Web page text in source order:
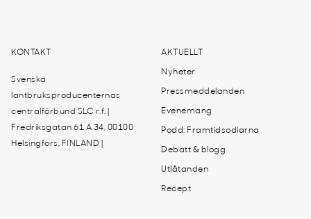
KONTAKT
Svenska
lantbruksproducenternas
centralförbund SLC r.f. |
Fredriksgatan 61 A 34, 00100
Helsingfors, FINLAND |
AKTUELLT
Nyheter
Pressmeddelanden
Evenemang
Podd: Framtidsodlarna
Debatt & blogg
Utlåtanden
Recept